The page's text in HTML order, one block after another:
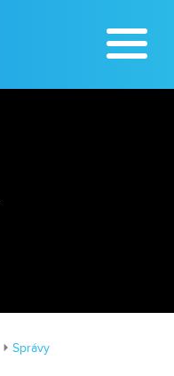
Správy